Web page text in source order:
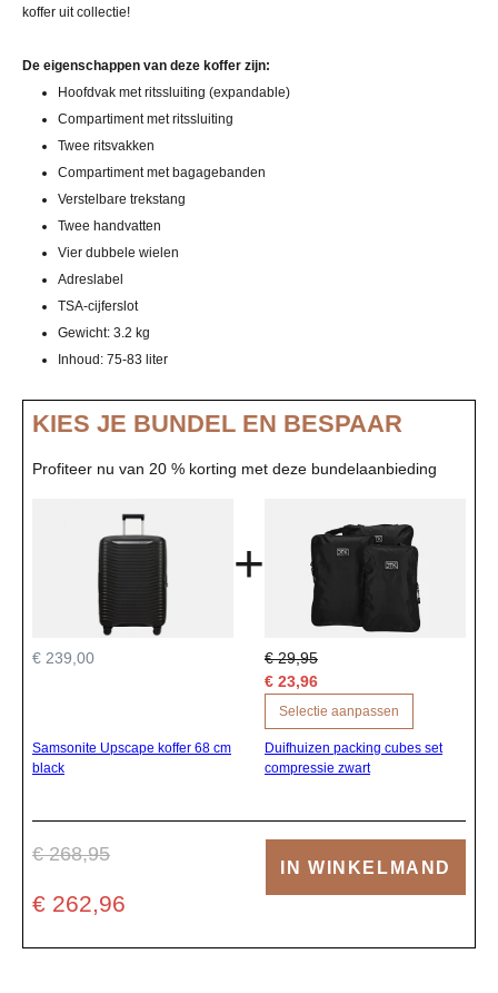
koffer uit collectie!
De eigenschappen van deze koffer zijn:
Hoofdvak met ritssluiting (expandable)
Compartiment met ritssluiting
Twee ritsvakken
Compartiment met bagagebanden
Verstelbare trekstang
Twee handvatten
Vier dubbele wielen
Adreslabel
TSA-cijferslot
Gewicht: 3.2 kg
Inhoud: 75-83 liter
KIES JE BUNDEL EN BESPAAR
Profiteer nu van 20 % korting met deze bundelaanbieding
€ 239,00
Samsonite Upscape koffer 68 cm
black
+
€ 29,95
€ 23,96
Selectie aanpassen
Duifhuizen packing cubes set
compressie zwart
€ 268,95
€ 262,96
IN WINKELMAND